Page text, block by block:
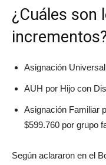
¿Cuáles son
Asignación
AUH por Hijo con
Asignación Familiar
$599.760 por grupo
Según aclararon en el